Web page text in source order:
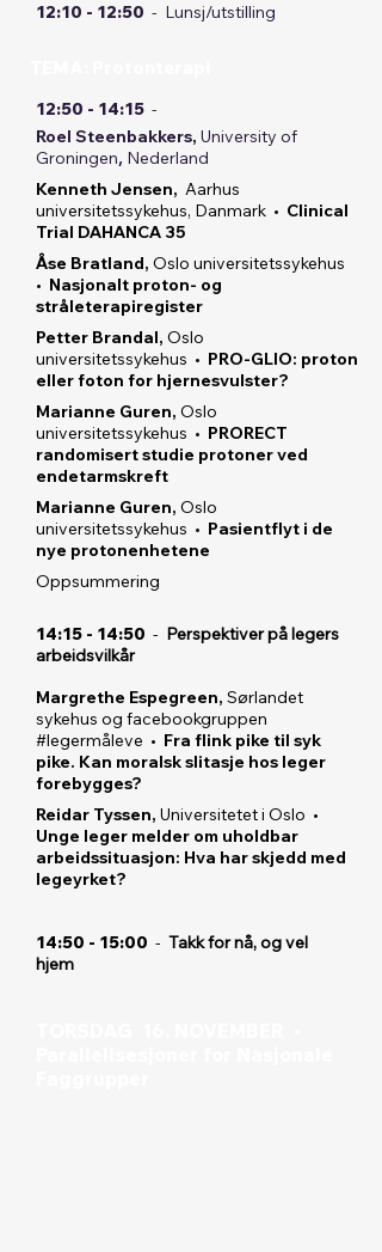
12:10 - 12:50 - Lunsj/utstilling
12:50 - 14:15 -
Roel Steenbakkers, University of
Groningen, Nederland
Kenneth Jensen, Aarhus
universitetssykehus, Danmark • Clinical
Trial DAHANCA 35
Åse Bratland, Oslo universitetssykehus
• Nasjonalt proton- og
stråleterapiregister
Petter Brandal, Oslo
universitetssykehus • PRO-GLIO: proton
eller foton for hjernesvulster?
Marianne Guren, Oslo
universitetssykehus • PRORECT
randomisert studie protoner ved
endetarmskreft
Marianne Guren, Oslo
universitetssykehus • Pasientflyt i de
nye protonenhetene
Oppsummering
14:15 - 14:50 - Perspektiver på legers
arbeidsvilkår
Margrethe Espegreen, Sørlandet
sykehus og facebookgruppen
#legermåleve • Fra flink pike til syk
pike. Kan moralsk slitasje hos leger
forebygges?
Reidar Tyssen, Universitetet i Oslo •
Unge leger melder om uholdbar
arbeidssituasjon: Hva har skjedd med
legeyrket?
14:50 - 15:00 - Takk for nå, og vel
hjem